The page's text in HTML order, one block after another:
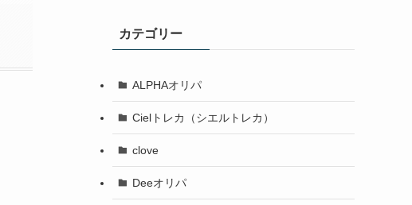
カテゴリー
ALPHAオリパ
Cielトレカ（シエルトレカ）
clove
Deeオリパ